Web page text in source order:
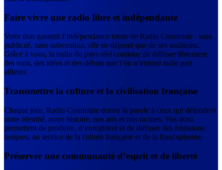
Faire vivre une radio libre et indépendante
Votre don garantit l’indépendance totale de Radio Courtoisie : sans
publicité, sans subvention, elle ne dépend que de ses auditeurs.
Grâce à vous, la radio du pays réel continue de diffuser librement
des voix, des idées et des débats que l’on n’entend nulle part
ailleurs.
Transmettre la culture et la civilisation française
Chaque jour, Radio Courtoisie donne la parole à ceux qui défendent
notre identité, notre histoire, nos arts et nos racines. Vos dons
permettent de produire, d’enregistrer et de diffuser des émissions
uniques, au service de la culture française et de la francophonie.
Préserver une communauté d’esprit et de liberté